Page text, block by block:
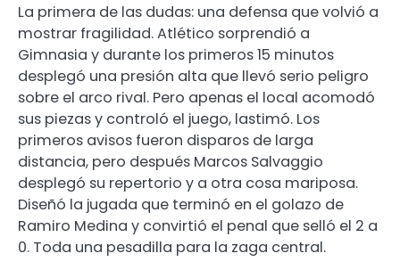
La primera de las dudas: una defensa que volvió a
mostrar fragilidad. Atlético sorprendió a
Gimnasia y durante los primeros 15 minutos
desplegó una presión alta que llevó serio peligro
sobre el arco rival. Pero apenas el local acomodó
sus piezas y controló el juego, lastimó. Los
primeros avisos fueron disparos de larga
distancia, pero después Marcos Salvaggio
desplegó su repertorio y a otra cosa mariposa.
Diseñó la jugada que terminó en el golazo de
Ramiro Medina y convirtió el penal que selló el 2 a
0. Toda una pesadilla para la zaga central.